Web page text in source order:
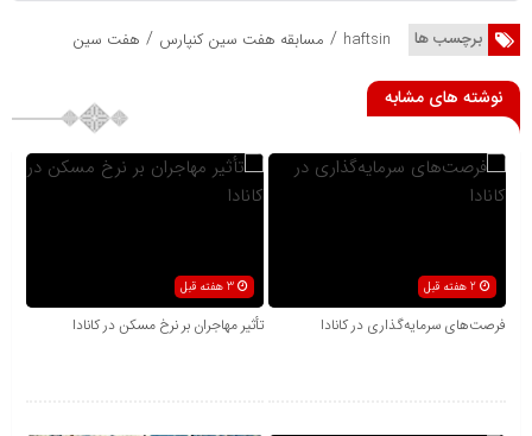
برچسب ها haftsin
/ مسابقه هفت سین کنپارس / هفت سین
نوشته های مشابه
2 هفته قبل
فرصت‌های سرمایه‌گذاری در کانادا تأثیر مهاجران بر نرخ مسکن در کانادا